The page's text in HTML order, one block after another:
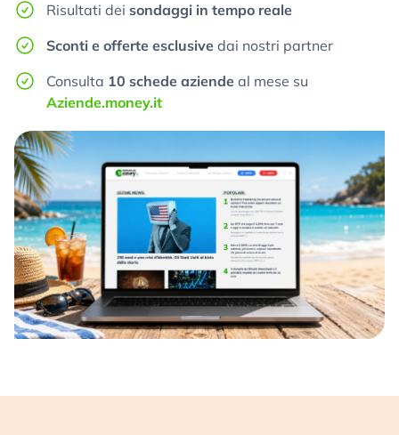
Risultati dei sondaggi in tempo reale
Sconti e offerte esclusive dai nostri partner
Consulta 10 schede aziende al mese su
Aziende.money.it